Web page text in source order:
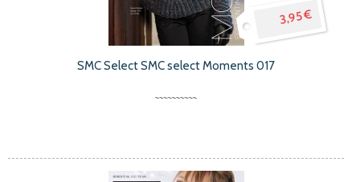
3,95 €
SMC Select SMC select Moments 017